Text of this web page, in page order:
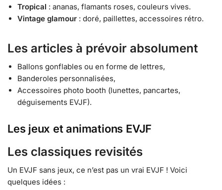
Tropical : ananas, flamants roses, couleurs vives.
Vintage glamour : doré, paillettes, accessoires rétro.
Les articles à prévoir absolument
Ballons gonflables ou en forme de lettres,
Banderoles personnalisées,
Accessoires photo booth (lunettes, pancartes,
déguisements EVJF).
Les jeux et animations EVJF
Les classiques revisités
Un EVJF sans jeux, ce n’est pas un vrai EVJF ! Voici
quelques idées :